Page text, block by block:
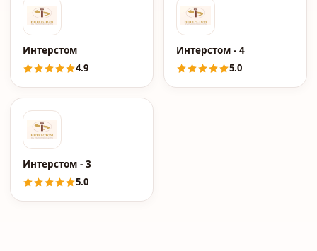
Интерстом
4.9
Интерстом - 4
5.0
Интерстом - 3
5.0